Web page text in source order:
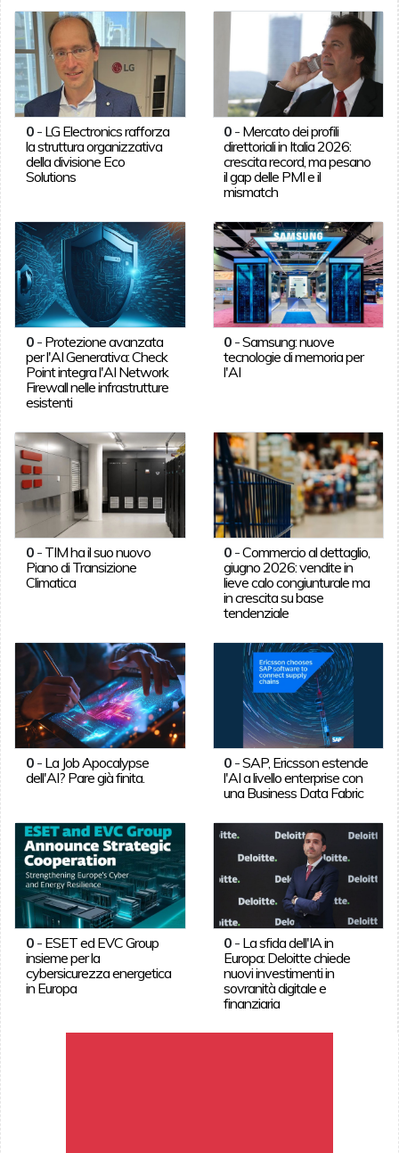
0- LG Electronics rafforza
la struttura organizzativa
della divisione Eco
Solutions
0 - Mercato dei profili
direttoriali in Italia 2026:
crescita record, ma pesano
il gap delle PMI e il
mismatch
0- Protezione avanzata
per l'AI Generativa: Check
Point integra l'AI Network
Firewall nelle infrastrutture
esistenti
0 -Samsung: nuove
tecnologie di memoria per
l'AI
0- TIM ha il suo nuovo
Piano di Transizione
Climatica
0 -Commercio al dettaglio,
giugno 2026: vendite in
lieve calo congiunturale ma
in crescita su base
tendenziale
0- La Job Apocalypse
dell'AI? Pare già finita.
0 -SAP, Ericsson estende
l'AI a livello enterprise con
una Business Data Fabric
0- ESET ed EVC Group
insieme per la
cybersicurezza energetica
in Europa
0 - La sfida dell'IA in
Europa: Deloitte chiede
nuovi investimenti in
sovranità digitale e
finanziaria